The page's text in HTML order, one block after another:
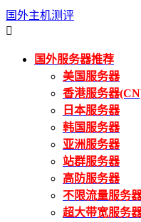
国外主机测评

国外服务器推荐
美国服务器
香港服务器
日本服务器
韩国服务器
亚洲服务器
站群服务器
高防服务器
不限流量服务
超大带宽服务